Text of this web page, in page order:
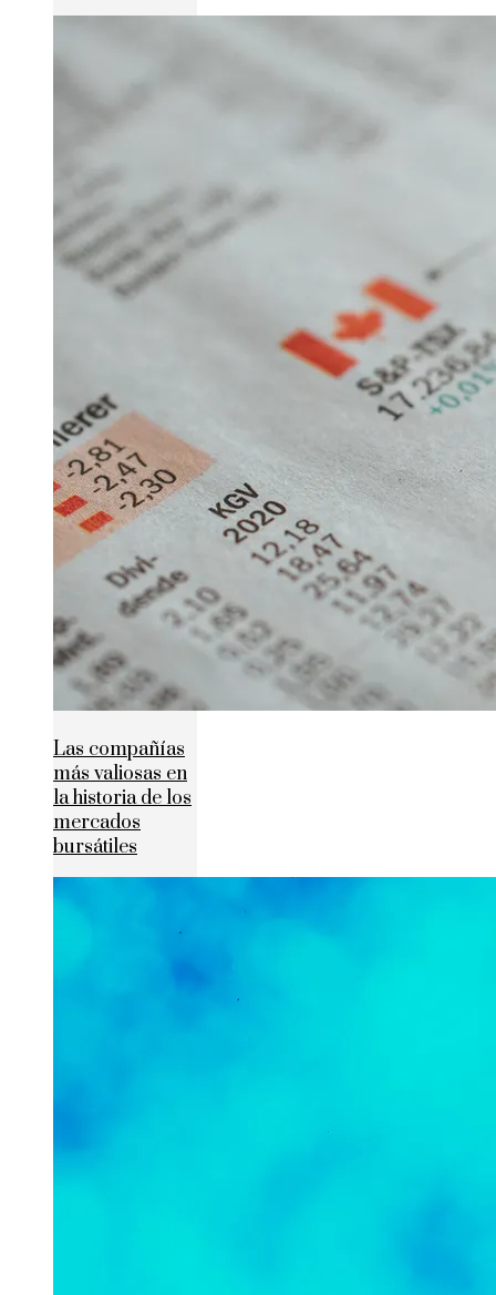
Las compañías
más valiosas en
la historia de los
mercados
bursátiles